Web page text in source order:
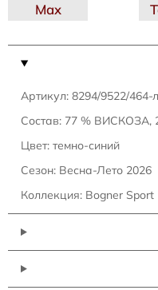
Артикул: 8294/9522/464-
Состав: 77 %
Цвет: темно-синий
Сезон: Весна-Лето 2026
Коллекция: Bogner Sport
Max